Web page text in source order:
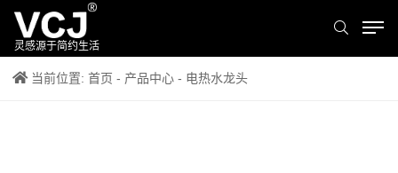
灵感源于简约生活
当前位置: 首页 - 产品中心- 电热水龙头